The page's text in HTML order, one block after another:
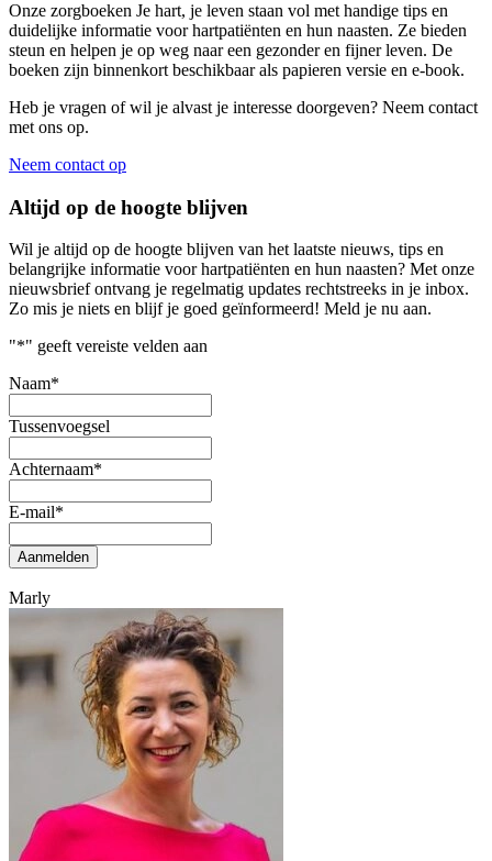
Onze zorgboeken Je hart, je leven staan vol met handige tips en
duidelijke informatie voor hartpatiënten en hun naasten. Ze bieden
steun en helpen je op weg naar een gezonder en fijner leven. De
boeken zijn binnenkort beschikbaar als papieren versie en e-book.
Heb je vragen of wil je alvast je interesse doorgeven? Neem contact
met ons op.
Neem contact op
Altijd op de hoogte blijven
Wil je altijd op de hoogte blijven van het laatste nieuws, tips en
belangrijke informatie voor hartpatiënten en hun naasten? Met onze
nieuwsbrief ontvang je regelmatig updates rechtstreeks in je inbox.
Zo mis je niets en blijf je goed geïnformeerd! Meld je nu aan.
"*" geeft vereiste velden aan
Naam*
Tussenvoegsel
Achternaam*
E-mail*
Aanmelden
Marly